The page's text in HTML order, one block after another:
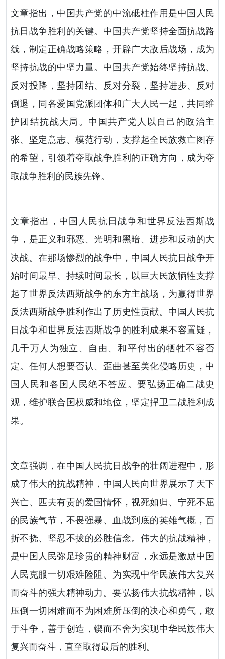
文章指出，中国共产党的中流砥柱作用是中国人民
抗日战争胜利的关键。中国共产党坚持全面抗战路
线，制定正确战略策略，开辟广大敌后战场，成为
坚持抗战的中坚力量。中国共产党始终坚持抗战、
反对投降，坚持团结、反对分裂，坚持进步、反对
倒退，同各爱国党派团体和广大人民一起，共同维
护团结抗战大局。中国共产党人以自己的政治主
张、坚定意志、模范行动，支撑起全民族救亡图存
的希望，引领着夺取战争胜利的正确方向，成为夺
取战争胜利的民族先锋。
文章指出，中国人民抗日战争和世界反法西斯战
争，是正义和邪恶、光明和黑暗、进步和反动的大
决战。在那场惨烈的战争中，中国人民抗日战争开
始时间最早、持续时间最长，以巨大民族牺牲支撑
起了世界反法西斯战争的东方主战场，为赢得世界
反法西斯战争胜利作出了历史性贡献。中国人民抗
日战争和世界反法西斯战争的胜利成果不容置疑，
几千万人为独立、自由、和平付出的牺牲不容否
定。任何人想要否认、歪曲甚至美化侵略历史，中
国人民和各国人民绝不答应。要弘扬正确二战史
观，维护联合国权威和地位，坚定捍卫二战胜利成
果。
文章强调，在中国人民抗日战争的壮阔进程中，形
成了伟大的抗战精神，中国人民向世界展示了天下
兴亡、匹夫有责的爱国情怀，视死如归、宁死不屈
的民族气节，不畏强暴、血战到底的英雄气概，百
折不挠、坚忍不拔的必胜信念。伟大的抗战精神，
是中国人民弥足珍贵的精神财富，永远是激励中国
人民克服一切艰难险阻、为实现中华民族伟大复兴
而奋斗的强大精神动力。要弘扬伟大抗战精神，以
压倒一切困难而不为困难所压倒的决心和勇气，敢
于斗争，善于创造，锲而不舍为实现中华民族伟大
复兴而奋斗，直至取得最后的胜利。